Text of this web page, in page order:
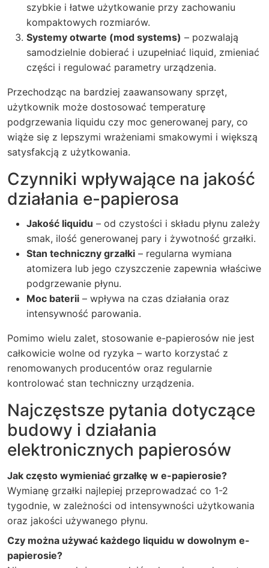
szybkie i łatwe użytkowanie przy zachowaniu
kompaktowych rozmiarów.
Systemy otwarte (mod systems) – pozwalają
samodzielnie dobierać i uzupełniać liquid, zmieniać
części i regulować parametry urządzenia.
Przechodząc na bardziej zaawansowany sprzęt,
użytkownik może dostosować temperaturę
podgrzewania liquidu czy moc generowanej pary, co
wiąże się z lepszymi wrażeniami smakowymi i większą
satysfakcją z użytkowania.
Czynniki wpływające na jakość
działania e-papierosa
Jakość liquidu – od czystości i składu płynu zależy
smak, ilość generowanej pary i żywotność grzałki.
Stan techniczny grzałki – regularna wymiana
atomizera lub jego czyszczenie zapewnia właściwe
podgrzewanie płynu.
Moc baterii – wpływa na czas działania oraz
intensywność parowania.
Pomimo wielu zalet, stosowanie e-papierosów nie jest
całkowicie wolne od ryzyka – warto korzystać z
renomowanych producentów oraz regularnie
kontrolować stan techniczny urządzenia.
Najczęstsze pytania dotyczące
budowy i działania
elektronicznych papierosów
Jak często wymieniać grzałkę w e-papierosie?
Wymianę grzałki najlepiej przeprowadzać co 1-2
tygodnie, w zależności od intensywności użytkowania
oraz jakości używanego płynu.
Czy można używać każdego liquidu w dowolnym e-
papierosie?